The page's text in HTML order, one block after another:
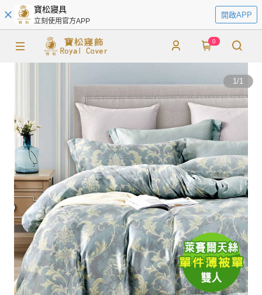
寶松寢具
立刻使用官方APP
開啟APP
0
1/1